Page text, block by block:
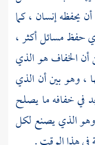
يحفظه إنسان ، كما
حفظ مسائل أكثر ،
الخفاف هو الذي
، وهو بين أن الذي
في خفافه ما يصلح
وهو الذي يصنع لكل